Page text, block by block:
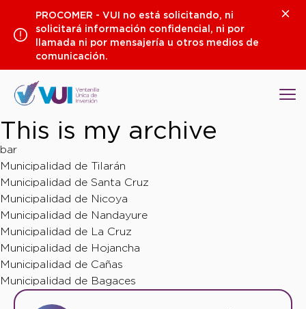
contenido
PROCOMER - VUI no está solicitando, ni
solicitará información confidencial, ni por
llamada ni por mensajería u otros medios de
comunicación.
This is my archive
bar
Municipalidad de Tilarán
Municipalidad de Santa Cruz
Municipalidad de Nicoya
Municipalidad de Nandayure
Municipalidad de La Cruz
Municipalidad de Hojancha
Municipalidad de Cañas
Municipalidad de Bagaces